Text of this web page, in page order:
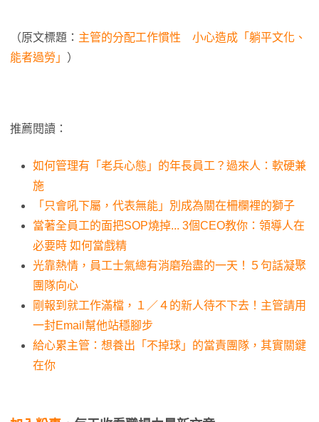
（原文標題： 主管的分配工作慣性 小心造成「躺平文化、
能者過勞」 ）
推薦閱讀：
如何管理有「老兵心態」的年長員工？過來人：軟硬兼
施
「只會吼下屬，代表無能」別成為關在柵欄裡的獅子
當著全員工的面把SOP燒掉... 3個CEO教你：領導人在
必要時 如何當戲精
光靠熱情，員工士氣總有消磨殆盡的一天！５句話凝聚
團隊向心
剛報到就工作滿檔，１／４的新人待不下去！主管請用
一封Email幫他站穩腳步
給心累主管：想養出「不掉球」的當責團隊，其實關鍵
在你